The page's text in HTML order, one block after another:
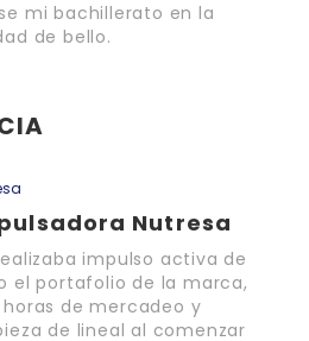
mi bachillerato en la
de bello.
Nutresa
impulso activa de
el portafolio de la marca,
horas de mercadeo y
de lineal al comenzar